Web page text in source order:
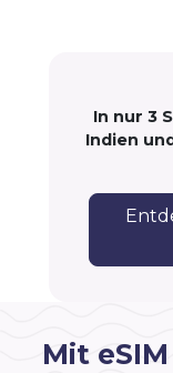
In nur 3
Indien
Mit